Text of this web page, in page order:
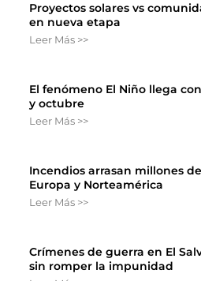
Proyectos solares vs
en nueva etapa
Leer Más >>
El fenómeno El Niño llega
y octubre
Leer Más >>
Incendios arrasan millones
Europa y Norteamérica
Leer Más >>
Crímenes de guerra en El
sin romper la impunidad